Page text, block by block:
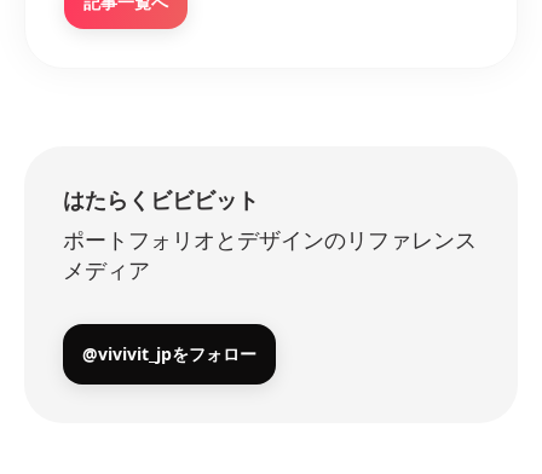
はたらくビビビット
ポートフォリオとデザインのリファレンス
メディア
@vivivit_jpをフォロー